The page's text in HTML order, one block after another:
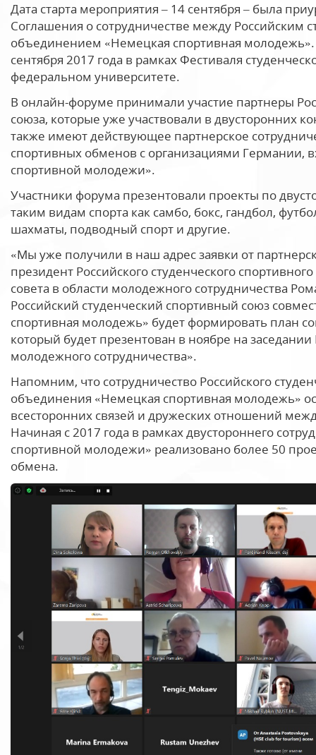
Дата старта мероприятия – 14 сентября – была
Соглашения о сотрудничестве между Российским
объединением «Немецкая спортивная
сентября 2017 года в рамках Фестиваля
федеральном университете.
В онлайн-форуме принимали участие партнеры
союза, которые уже участвовали в двусторонних
также имеют действующее партнерское
спортивных обменов с организациями Германии,
спортивной молодежи».
Участники форума презентовали проекты по
таким видам спорта как самбо, бокс, гандбол,
шахматы, подводный спорт и другие.
«Мы уже получили в наш адрес заявки от
президент Российского студенческого
совета в области молодежного сотрудничества
Российский студенческий спортивный союз
спортивная молодежь» будет формировать план
который будет презентован в ноябре на
молодежного сотрудничества».
Напомним, что сотрудничество Российского
объединения «Немецкая спортивная молодежь»
всесторонних связей и дружеских отношений
Начиная с 2017 года в рамках двустороннего
спортивной молодежи» реализовано более 50
обмена.